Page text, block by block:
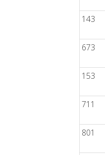
143
673
153
711
801